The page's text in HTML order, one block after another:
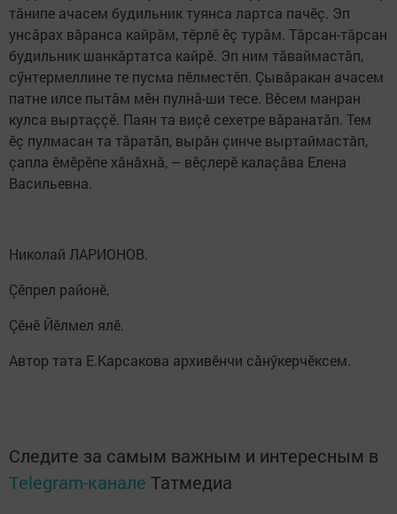
тăнипе ачасем будильник туянса лартса пачӗç. Эп
унсăрах вăранса кайрăм, тӗрлӗ ӗç турăм. Тăрсан-тăрсан
будильник шанкăртатса кайрӗ. Эп ним тăваймастăп,
сӳнтермеллине те пусма пӗлместӗп. Çывăракан ачасем
патне илсе пытăм мӗн пулнă-ши тесе. Вӗсем манран
кулса выртаççӗ. Паян та виçӗ сехетре вăранатăп. Тем
ӗç пулмасан та тăратăп, вырăн çинче выртаймастăп,
çапла ӗмӗрӗпе хăнăхнă, – вӗçлерӗ калаçăва Елена
Васильевна.
Николай ЛАРИОНОВ.
Çӗпрел районӗ,
Çӗнӗ Йӗлмел ялӗ.
Автор тата Е.Карсакова архивӗнчи сăнӳкерчӗксем.
Следите за самым важным и интересным в
Telegram-канале Татмедиа